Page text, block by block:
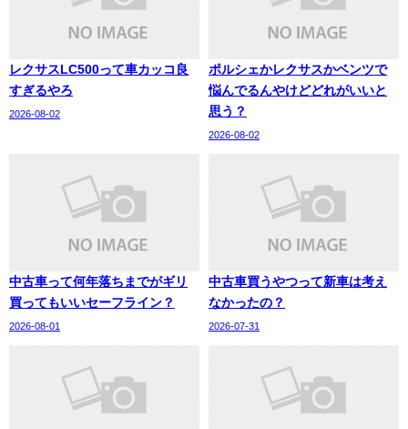
レクサスLC500って車カッコ良
すぎるやろ
2026-08-02
ポルシェかレクサスかベンツで
悩んでるんやけどどれがいいと
思う？
2026-08-02
中古車って何年落ちまでがギリ
買ってもいいセーフライン？
2026-08-01
中古車買うやつって新車は考え
なかったの？
2026-07-31